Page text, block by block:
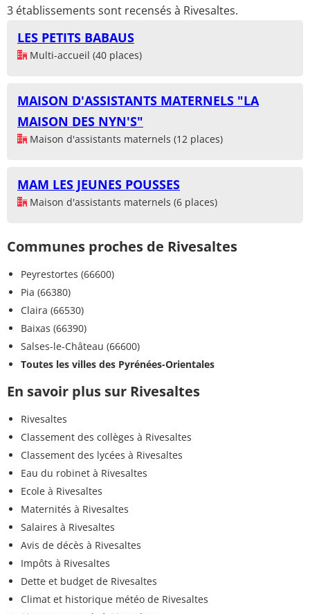
3 établissements sont recensés à Rivesaltes.
LES PETITS BABAUS
Multi-accueil (40 places)
MAISON D'ASSISTANTS MATERNELS "LA
MAISON DES NYN'S"
Maison d'assistants maternels (12 places)
MAM LES JEUNES POUSSES
Maison d'assistants maternels (6 places)
Communes proches de Rivesaltes
Peyrestortes (66600)
Pia (66380)
Claira (66530)
Baixas (66390)
Salses-le-Château (66600)
Toutes les villes des Pyrénées-Orientales
En savoir plus sur Rivesaltes
Rivesaltes
Classement des collèges à Rivesaltes
Classement des lycées à Rivesaltes
Eau du robinet à Rivesaltes
Ecole à Rivesaltes
Maternités à Rivesaltes
Salaires à Rivesaltes
Avis de décès à Rivesaltes
Impôts à Rivesaltes
Dette et budget de Rivesaltes
Climat et historique météo de Rivesaltes